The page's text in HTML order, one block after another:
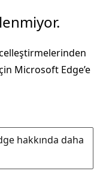
Microsoft Edge’e
hakkında daha